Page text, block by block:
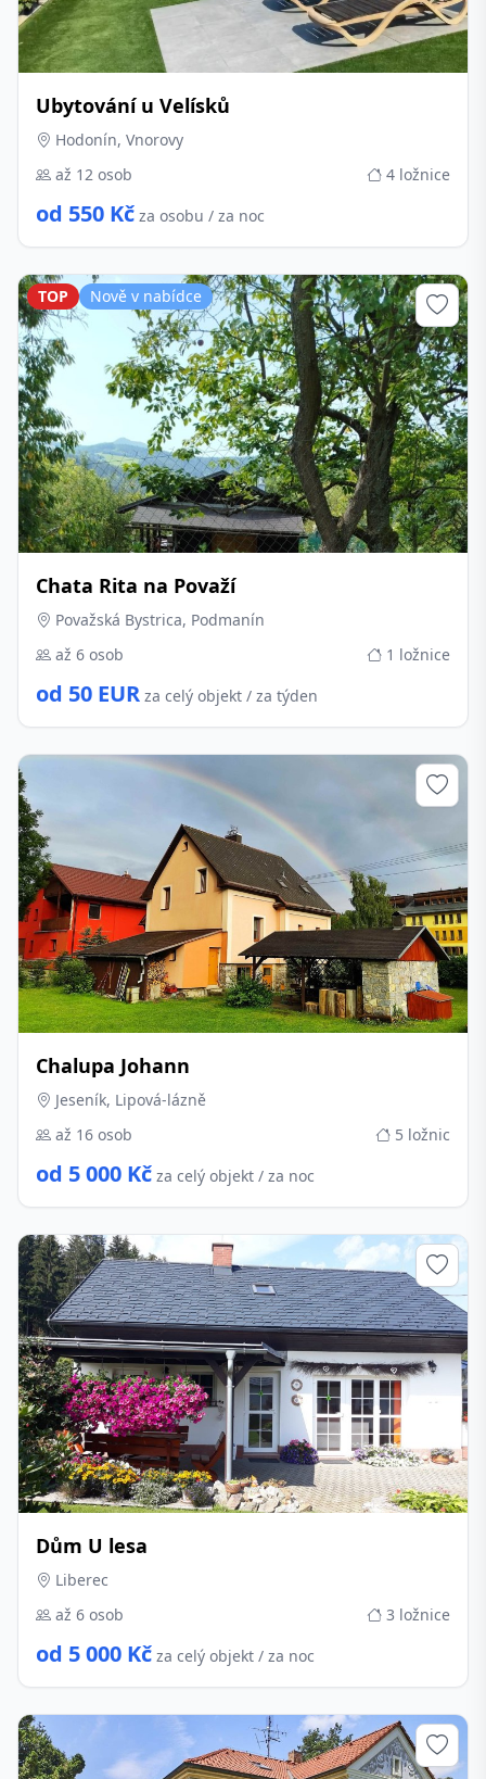
Ubytování u Velísků
Hodonín, Vnorovy
až 12 osob
4 ložnice
od 550 Kč za osobu / za noc
Chata Rita na Považí
Považská Bystrica, Podmanín
až 6 osob
1 ložnice
od 50 EUR za celý objekt / za týden
TOP Nově v nabídce
Chalupa Johann
Jeseník, Lipová-lázně
až 16 osob
5 ložnic
od 5 000 Kč za celý objekt / za noc
Dům U lesa
Liberec
až 6 osob
3 ložnice
od 5 000 Kč za celý objekt / za noc